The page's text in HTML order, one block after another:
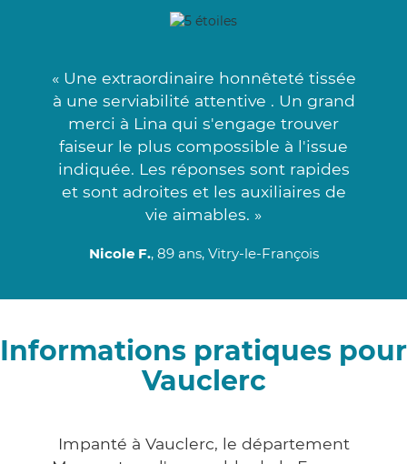
« Une extraordinaire honnêteté tissée
à une serviabilité attentive . Un grand
merci à Lina qui s'engage trouver
faiseur le plus compossible à l'issue
indiquée. Les réponses sont rapides
et sont adroites et les auxiliaires de
vie aimables. »
Nicole F., 89 ans, Vitry-le-François
Informations pratiques pour
Vauclerc
Impanté à Vauclerc, le département